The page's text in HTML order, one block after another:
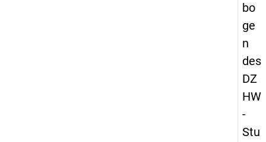
bo
ge
n
des
DZ
HW
-
Stu